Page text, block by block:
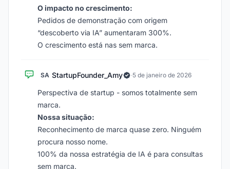
O impacto no crescimento:
Pedidos de demonstração com origem
“descoberto via IA” aumentaram 300%.
O crescimento está nas sem marca.
SA StartupFounder_Amy ·5 de janeiro de 2026
Perspectiva de startup - somos totalmente sem
marca.
Nossa situação:
Reconhecimento de marca quase zero. Ninguém
procura nosso nome.
100% da nossa estratégia de IA é para consultas
sem marca.